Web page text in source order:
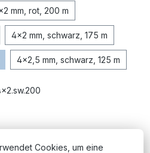
mm, rot, 200 m
4x2 mm, schwarz, 175 m
zurzeit nicht verfügbar.)
4x2,5 mm, schwarz, 125 m
Cookies, um eine